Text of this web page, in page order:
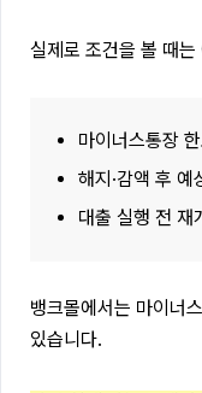
실제로 조건을 볼 때
마이너스통장
해지·감액 후
대출 실행 전 재
뱅크몰에서는 마이너
있습니다.